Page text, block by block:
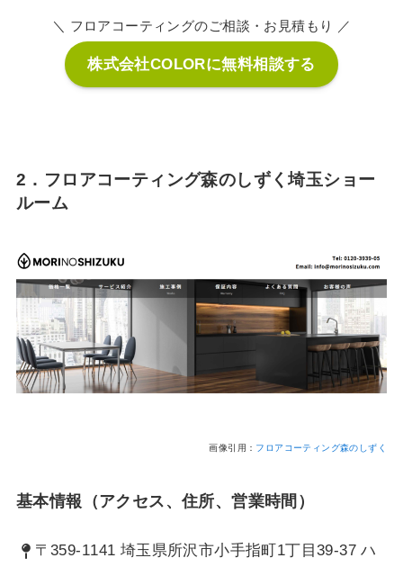
＼ フロアコーティングのご相談・お見積もり ／
株式会社COLORに無料相談する
2．フロアコーティング森のしずく埼玉ショー
ルーム
画像引用： フロアコーティング森のしずく
基本情報（アクセス、住所、営業時間）
〒359-1141 埼玉県所沢市小手指町1丁目39-37 ハ